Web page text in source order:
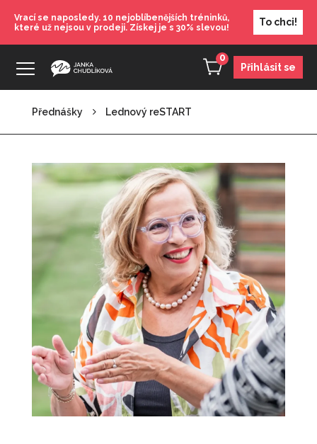
Vrací se naposledy. 10 nejoblíbenějších tréninků,
které už nejsou v prodeji. Získej je s 30% slevou!
To chci!
0
Přihlásit se
Přednášky Lednový reSTART
490Kč + PŘIDAT
Karta: Duben - Úspěch
100Kč + PŘIDAT
Multitasking - virus doby
690Kč + PŘIDAT
Zapni se
0
Kč + PŘIDAT
Trénink: Červenec - Jak se bránit
manipulaci
690Kč + PŘIDAT
Jak se mít rád